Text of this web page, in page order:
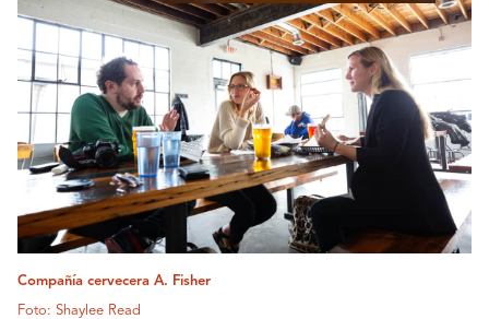
Compañía cervecera A. Fisher
Foto: Shaylee Read